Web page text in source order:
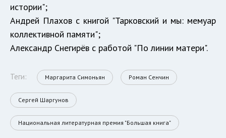
истории";
Андрей Плахов с книгой "Тарковский и мы: мемуар
коллективной памяти";
Александр Снегирёв с работой "По линии матери".
Теги: Маргарита Симоньян Роман Сенчин
Сергей Шаргунов
Национальная литературная премия "Большая книга"